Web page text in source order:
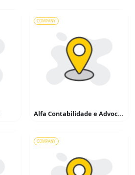
COMPANY
Alfa Contabilidade e Advocacia
COMPANY